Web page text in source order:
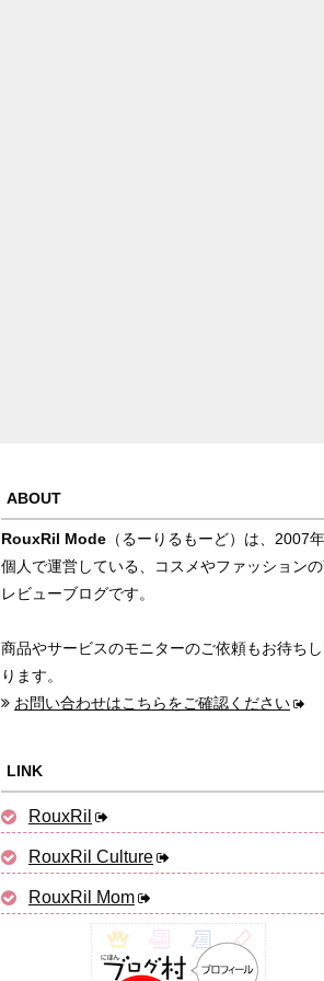
ABOUT
RouxRil Mode （るーりるもーど）は、2007
個人で運営している、コスメやファッション
レビューブログです。
商品やサービスのモニターのご依頼もお待ち
ります。
お問い合わせはこちらをご確認ください
LINK
RouxRil
RouxRil Culture
RouxRil Mom